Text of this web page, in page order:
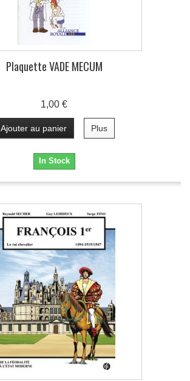
Plaquette VADE MECUM
1,00 €
Ajouter au panier Plus
In Stock